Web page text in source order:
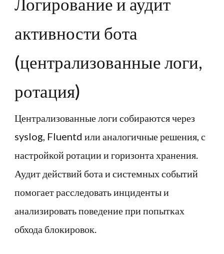
активности бота
(централизованные логи,
ротация)
Централизованные логи собираются через
syslog, Fluentd или аналогичные решения, с
настройкой ротации и горизонта хранения.
Аудит действий бота и системных событий
помогает расследовать инциденты и
анализировать поведение при попытках
обхода блокировок.